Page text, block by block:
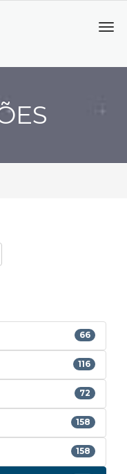
66
116
72
158
158